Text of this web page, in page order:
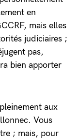
en
mais elles
judiciaires ;
pas,
bien apporter
aux
Vous
; mais, pour